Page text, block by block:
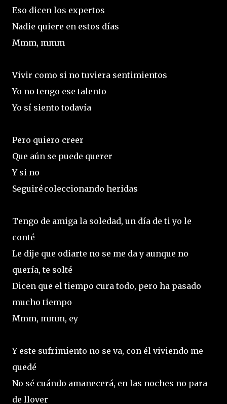
Eso dicen los expertos
Nadie quiere en estos días
Mmm, mmm
Vivir como si no tuviera sentimientos
Yo no tengo ese talento
Yo sí siento todavía
Pero quiero creer
Que aún se puede querer
Y si no
Seguiré coleccionando heridas
Tengo de amiga la soledad, un día de ti yo le
conté
Le dije que odiarte no se me da y aunque no
quería, te solté
Dicen que el tiempo cura todo, pero ha pasado
mucho tiempo
Mmm, mmm, ey
Y este sufrimiento no se va, con él viviendo me
quedé
No sé cuándo amanecerá, en las noches no para
de llover